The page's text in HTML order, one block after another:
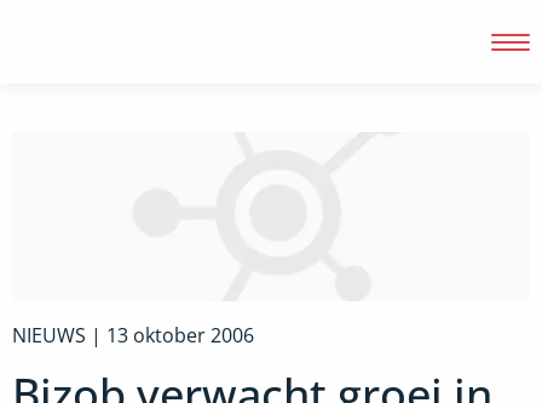
NIEUWS | 13 oktober 2006